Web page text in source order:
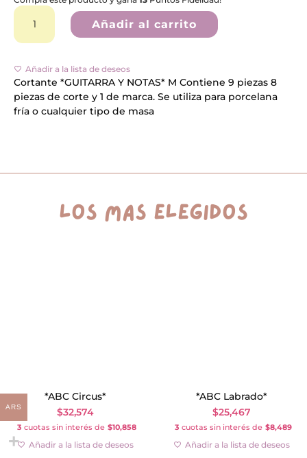
Cortante
*GUITARRA
NOTAS*
cantidad
Añadir al carrito
t
i
Añadir a la lista de deseos
Cortante *GUITARRA Y NOTAS* M Contiene 9 piezas 8
piezas de corte y 1 de marca. Se utiliza para porcelana
fría o cualquier tipo de masa
los más elegidos
*ABC Circus*
$32,574
3 cuotas sin interés de $10,858
Añadir a la lista de deseos
*ABC Labrado*
$25,467
3 cuotas sin interés de $8,489
Añadir a la lista de deseos
ARS